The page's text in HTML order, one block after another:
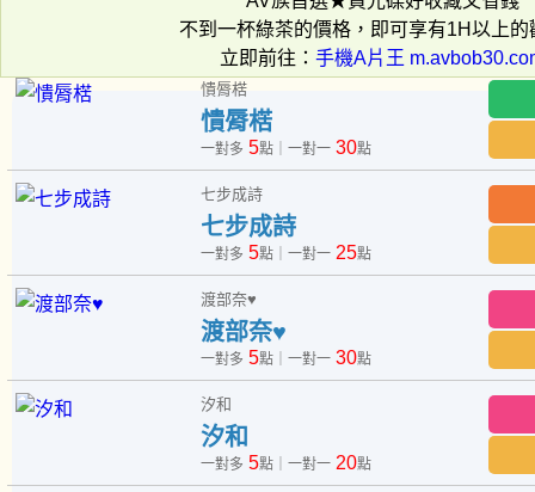
不到一杯綠茶的價格，即可享有1H以上的
立即前往： 手機A片王
憒脣楛
憒脣楛
一對多 5點｜一對一30點
七步成詩
七步成詩
一對多 5點｜一對一25點
渡部奈♥︎
渡部奈♥︎
一對多 5點｜一對一30點
汐和
汐和
一對多 5點｜一對一20點